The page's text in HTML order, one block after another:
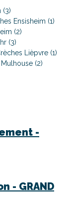
(3)
Ensisheim (1)
(2)
(3)
Lièpvre (1)
(2)
-
- GRAND